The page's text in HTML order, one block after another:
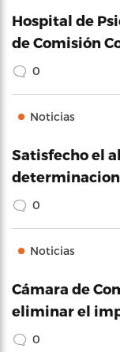
Hospital de
de Comisión
0
Noticias
Satisfecho el
0
Noticias
Cámara de
eliminar el
0